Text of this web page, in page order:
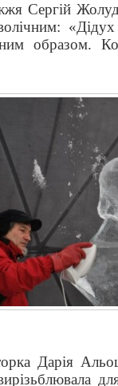
Сергій
образом.
Дарія